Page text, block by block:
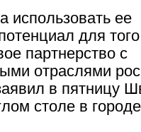
использовать ее
для
партнерство с
отраслями
в пятницу
столе в